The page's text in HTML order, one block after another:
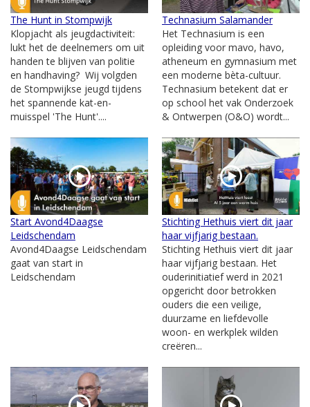
The Hunt in Stompwijk
Klopjacht als jeugdactiviteit:
lukt het de deelnemers om uit
handen te blijven van politie
en handhaving? Wij volgden
de Stompwijkse jeugd tijdens
het spannende kat-en-
muisspel 'The Hunt'....
Technasium Salamander
Het Technasium is een
opleiding voor mavo, havo,
atheneum en gymnasium met
een moderne bèta-cultuur.
Technasium betekent dat er
op school het vak Onderzoek
& Ontwerpen (O&O) wordt...
Start Avond4Daagse
Leidschendam
Avond4Daagse Leidschendam
gaat van start in
Leidschendam
Stichting Hethuis viert dit jaar
haar vijfjarig bestaan.
Stichting Hethuis viert dit jaar
haar vijfjarig bestaan. Het
ouderinitiatief werd in 2021
opgericht door betrokken
ouders die een veilige,
duurzame en liefdevolle
woon- en werkplek wilden
creëren...